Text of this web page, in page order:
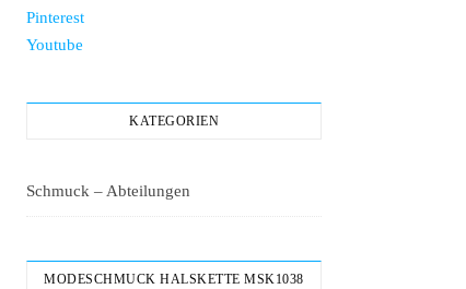
Pinterest
Youtube
KATEGORIEN
Schmuck – Abteilungen
MODESCHMUCK HALSKETTE MSK1038